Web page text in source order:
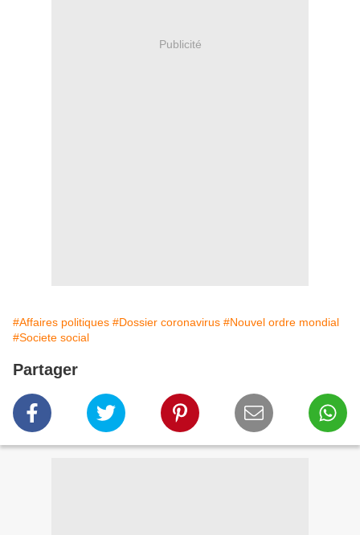
Publicité
#Affaires politiques #Dossier coronavirus #Nouvel ordre mondial
#Societe social
Partager